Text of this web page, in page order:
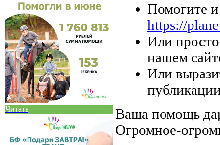
Читать
Помогите
https://
Или
нашем
Или
Ваша помощь
Огромное-